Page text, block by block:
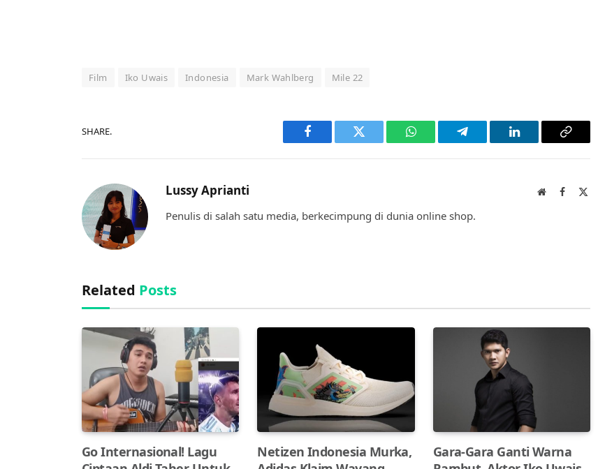
Film Iko Uwais Indonesia Mark Wahlberg Mile 22
SHARE.
Facebook Twitter WhatsAppTelegram LinkedIn Copy
Lussy Aprianti WebsiteFacebook
Penulis di salah satu media, berkecimpung di dunia online shop.
Related Posts
Go Internasional! Lagu
Netizen Indonesia Murka,
Gara-Gara Ganti Warna